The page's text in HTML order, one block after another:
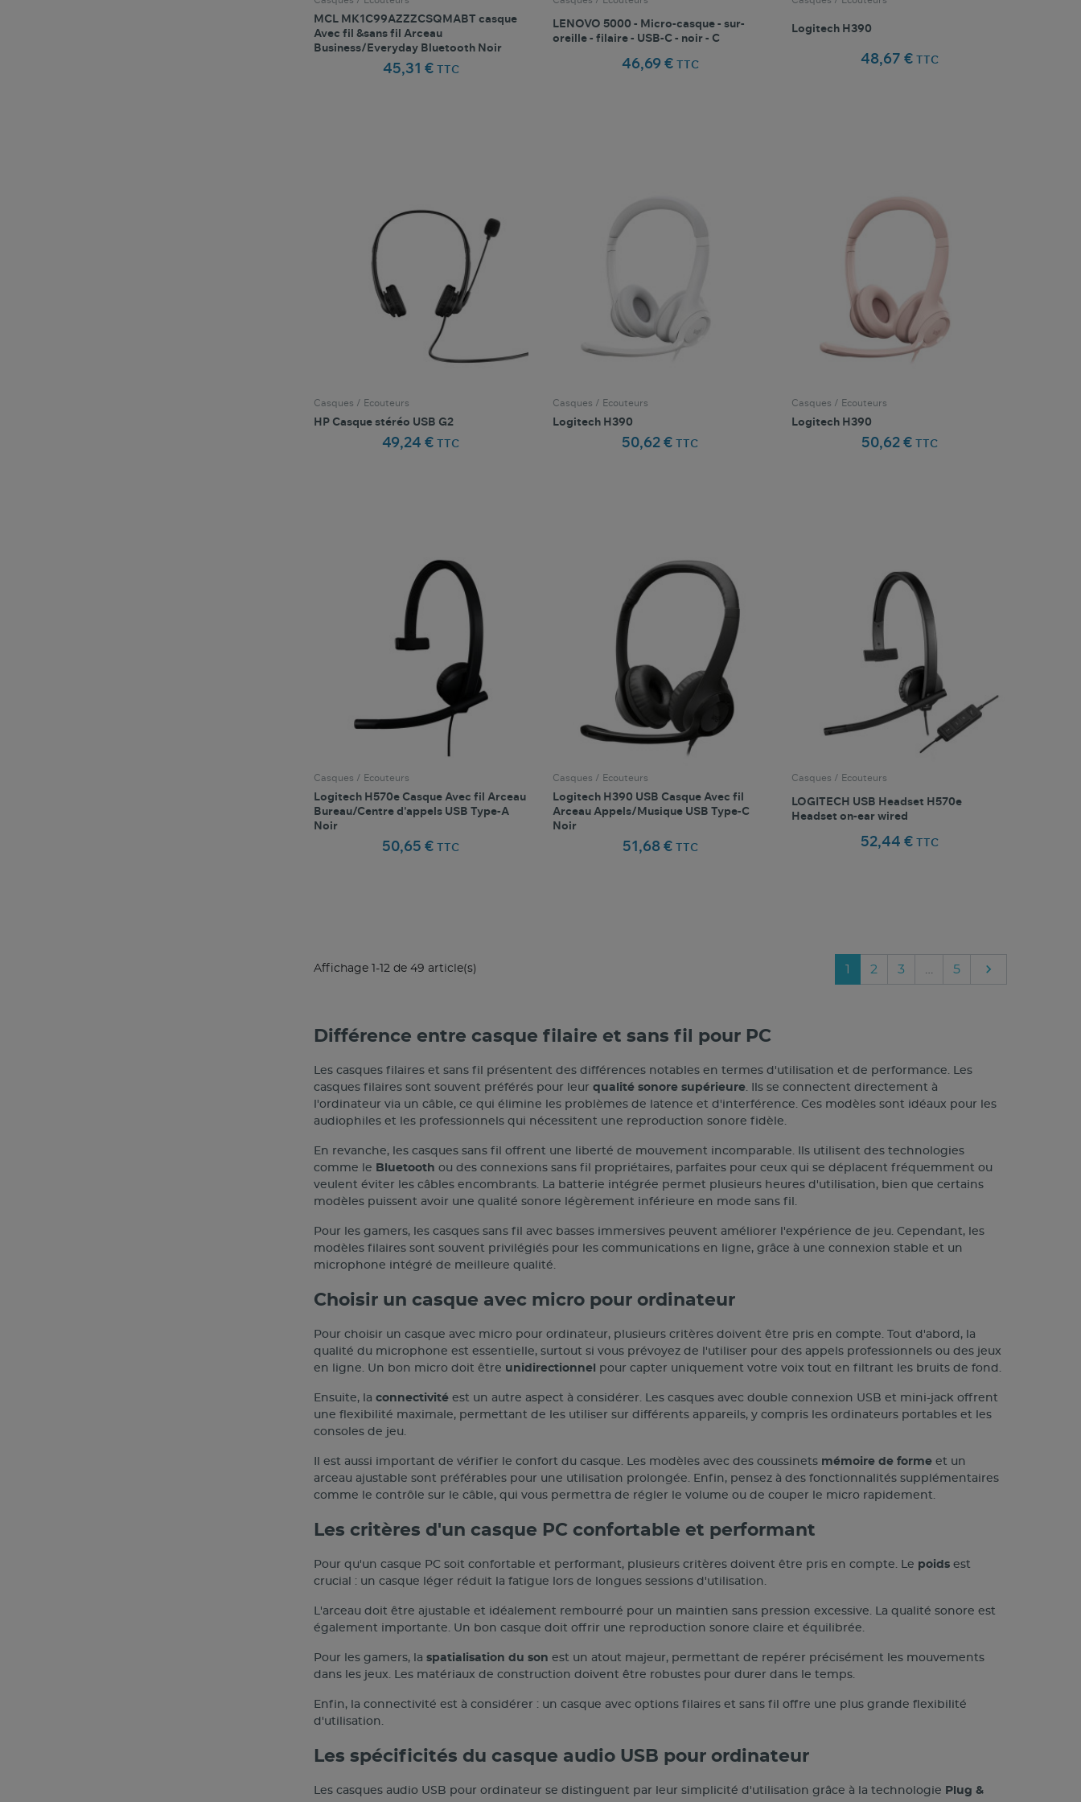
MCL MK1C99AZZZCSQMABT casque
Avec fil &sans fil Arceau
Business/Everyday Bluetooth Noir
45,31 € TTC
LENOVO 5000 - Micro-casque - sur-
oreille - filaire - USB-C - noir - C
46,69 € TTC
Logitech H390
48,67 € TTC
Casques / Ecouteurs
HP Casque stéréo USB G2
49,24 € TTC
Casques / Ecouteurs
Logitech H390
50,62 € TTC
Casques / Ecouteurs
Logitech H390
50,62 € TTC
Casques / Ecouteurs
Logitech H570e Casque Avec fil Arceau
Bureau/Centre d'appels USB Type-A
Noir
50,65 €TTC
Casques / Ecouteurs
Logitech H390 USB Casque Avec fil
Arceau Appels/Musique USB Type-C
Noir
51,68 € TTC
Casques / Ecouteurs
LOGITECH USB Headset H570e
Headset on-ear wired
52,44 € TTC
Affichage 1-12 de 49 article(s) 1 2 3 5 Suivant

Différence entre casque filaire et sans fil pour PC
Les casques filaires et sans fil présentent des différences notables en termes d'utilisation et de performance. Les
casques filaires sont souvent préférés pour leur qualité sonore supérieure. Ils se connectent directement à
l'ordinateur via un câble, ce qui élimine les problèmes de latence et d'interférence. Ces modèles sont idéaux pour les
audiophiles et les professionnels qui nécessitent une reproduction sonore fidèle.
En revanche, les casques sans fil offrent une liberté de mouvement incomparable. Ils utilisent des technologies
comme le Bluetooth ou des connexions sans fil propriétaires, parfaites pour ceux qui se déplacent fréquemment ou
veulent éviter les câbles encombrants. La batterie intégrée permet plusieurs heures d'utilisation, bien que certains
modèles puissent avoir une qualité sonore légèrement inférieure en mode sans fil.
Pour les gamers, les casques sans fil avec basses immersives peuvent améliorer l'expérience de jeu. Cependant, les
modèles filaires sont souvent privilégiés pour les communications en ligne, grâce à une connexion stable et un
microphone intégré de meilleure qualité.
Choisir un casque avec micro pour ordinateur
Pour choisir un casque avec micro pour ordinateur, plusieurs critères doivent être pris en compte. Tout d'abord, la
qualité du microphone est essentielle, surtout si vous prévoyez de l'utiliser pour des appels professionnels ou des jeux
en ligne. Un bon micro doit être unidirectionnel pour capter uniquement votre voix tout en filtrant les bruits de fond.
Ensuite, la connectivitéest un autre aspect à considérer. Les casques avec double connexion USB et mini-jack offrent
une flexibilité maximale, permettant de les utiliser sur différents appareils, y compris les ordinateurs portables et les
consoles de jeu.
Il est aussi important de vérifier le confort du casque. Les modèles avec des coussinets mémoire de formeet un
arceau ajustable sont préférables pour une utilisation prolongée. Enfin, pensez à des fonctionnalités supplémentaires
comme le contrôle sur le câble, qui vous permettra de régler le volume ou de couper le micro rapidement.
Les critères d'un casque PC confortable et performant
Pour qu'un casque PC soit confortable et performant, plusieurs critères doivent être pris en compte. Le poidsest
crucial : un casque léger réduit la fatigue lors de longues sessions d'utilisation.
L'arceau doit être ajustable et idéalement rembourré pour un maintien sans pression excessive. La qualité sonore est
également importante. Un bon casque doit offrir une reproduction sonore claire et équilibrée.
Pour les gamers, la spatialisation du son est un atout majeur, permettant de repérer précisément les mouvements
dans les jeux. Les matériaux de construction doivent être robustes pour durer dans le temps.
Enfin, la connectivité est à considérer : un casque avec options filaires et sans fil offre une plus grande flexibilité
d'utilisation.
Les spécificités du casque audio USB pour ordinateur
Les casques audio USB pour ordinateur se distinguent par leur simplicité d'utilisation grâce à la technologie Plug &